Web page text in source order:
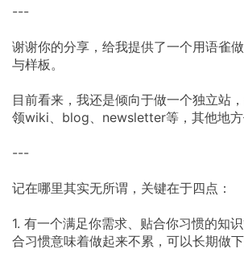
---
谢谢你的分享，给我提供了一个用语雀
与样板。
目前看来，我还是倾向于做一个独立站
领wiki、blog、newsletter等，其他地方
---
记在哪里其实无所谓，关键在于四点：
1. 有一个满足你需求、贴合你习惯的知
合习惯意味着做起来不累，可以长期做下